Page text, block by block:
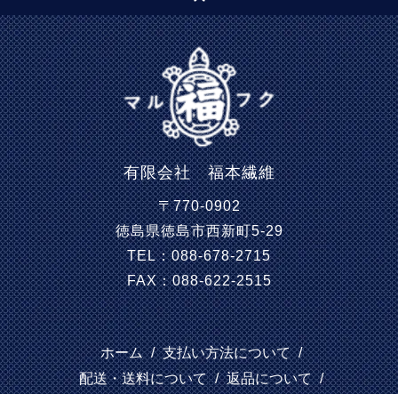
有限会社 福本繊維
〒770-0902
徳島県徳島市西新町5-29
TEL：088-678-2715
FAX：088-622-2515
ホーム / 支払い方法について /
配送・送料について / 返品について /